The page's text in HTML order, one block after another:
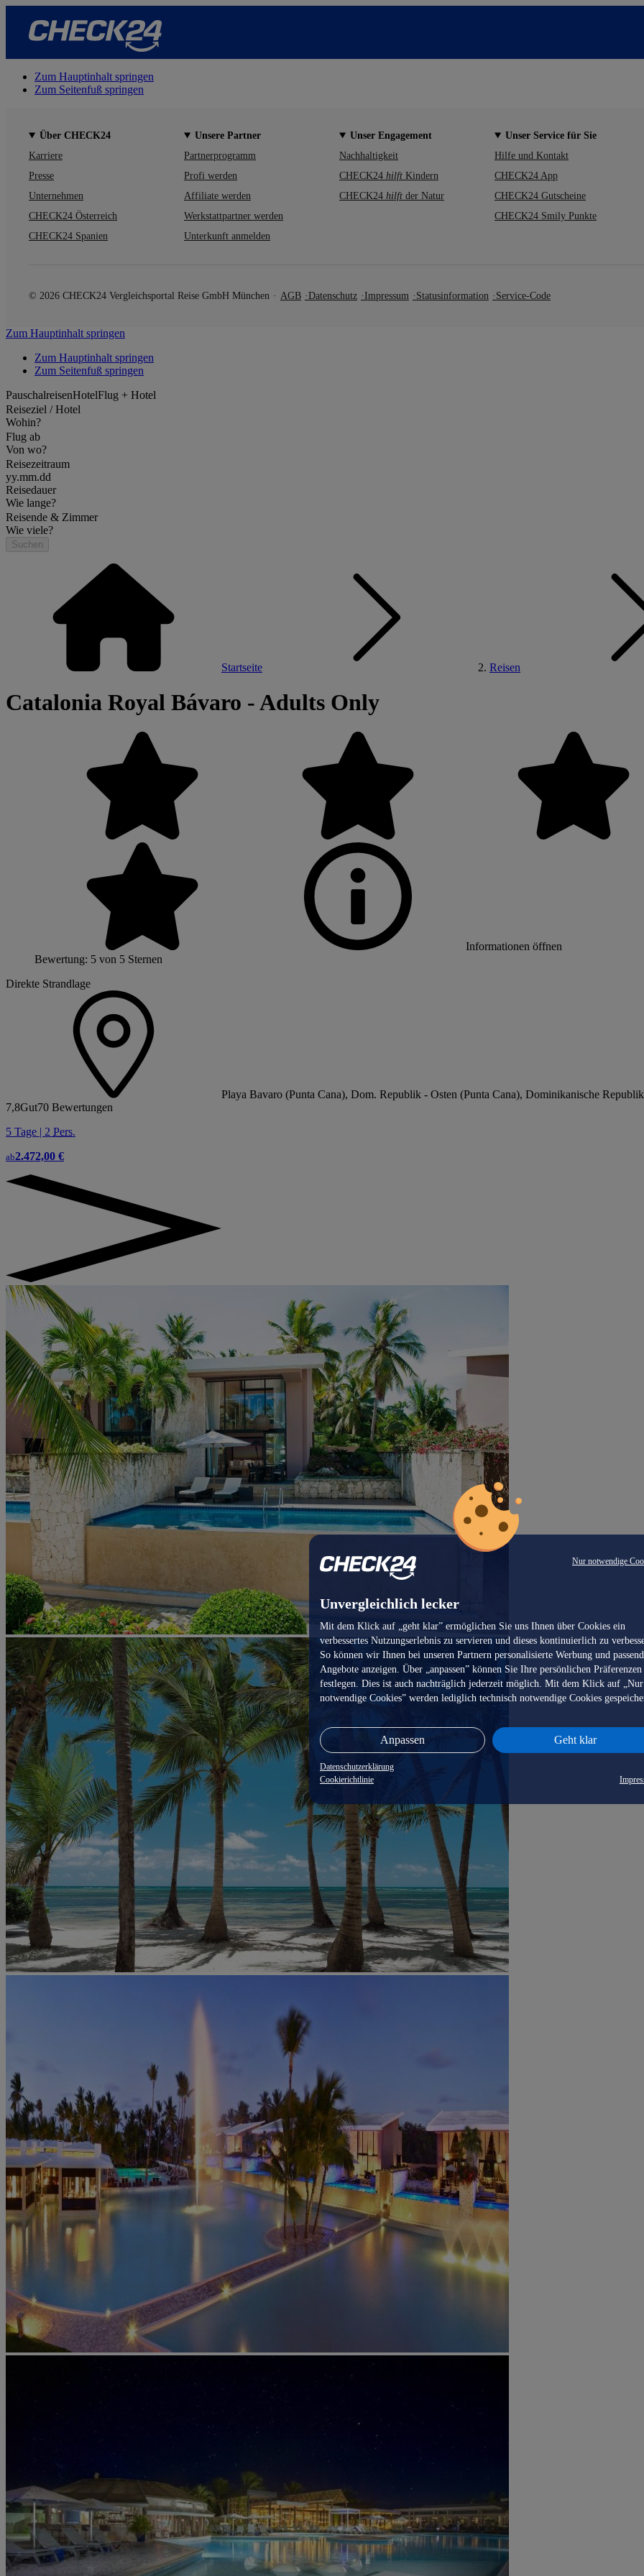
Nur notwendige
Unvergleichlich lecker
Mit dem Klick auf „geht klar” ermöglichen Sie uns Ihnen über Cookies ein
verbessertes Nutzungserlebnis zu servieren und dieses kontinuierlich zu
So können wir Ihnen bei unseren Partnern personalisierte Werbung und
Angebote anzeigen. Über „anpassen” können Sie Ihre persönlichen Präferenzen
festlegen. Dies ist auch nachträglich jederzeit möglich. Mit dem Klick auf „Nur
notwendige Cookies” werden lediglich technisch notwendige Cookies
Anpassen Geht klar
Datenschutzerklärung
Cookierichtlinie
Zum Hauptinhalt springen
Zum Seitenfuß springen
Über CHECK24
Karriere
Presse
Unternehmen
CHECK24 Österreich
CHECK24 Spanien
Unsere Partner
Partnerprogramm
Profi werden
Affiliate werden
Werkstattpartner werden
Unterkunft anmelden
Unser Engagement
Nachhaltigkeit
CHECK24 hilft Kindern
CHECK24 hilft der Natur
Unser Service für Sie
Hilfe und Kontakt
CHECK24 App
CHECK24 Gutscheine
CHECK24 Smily Punkte
© 2026 CHECK24 Vergleichsportal Reise GmbH München AGB Datenschutz Impressum Statusinformation Service-Code
Zum Hauptinhalt springen
Zum Hauptinhalt springen
Zum Seitenfuß springen
PauschalreisenHotelFlug + Hotel
Reiseziel / Hotel
Wohin?
Flug ab
Von wo?
Reisezeitraum
yy.mm.dd
Reisedauer
Wie lange?
Reisende & Zimmer
Wie viele?
Suchen
Startseite Reisen
Catalonia Royal Bávaro - Adults Only
Informationen öffnen
Bewertung: 5 von 5 Sternen
Direkte Strandlage
Playa Bavaro (Punta Cana), Dom. Republik - Osten (Punta Cana), Dominikanische Republik
7,8Gut70 Bewertungen
5 Tage | 2 Pers.
ab2.472,00 €